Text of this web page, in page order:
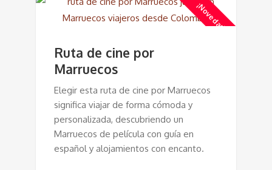
¡Novedad!
Ruta de cine por
Marruecos
Elegir esta ruta de cine por Marruecos
significa viajar de forma cómoda y
personalizada, descubriendo un
Marruecos de película con guía en
español y alojamientos con encanto.